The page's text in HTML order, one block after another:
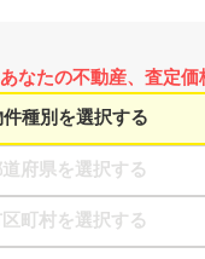
あなたの不動産、査定価